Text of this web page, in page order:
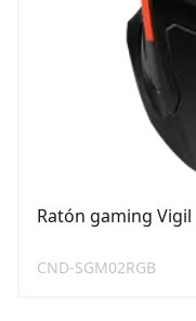
Ratón gaming Vigil
CND-SGM02RGB